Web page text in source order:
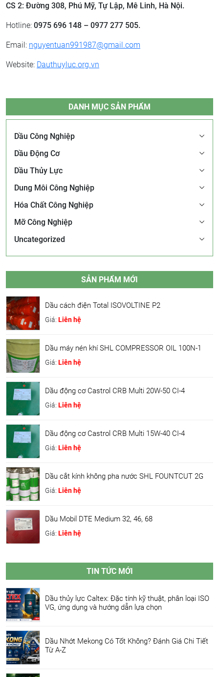
CS 2: ​Đường 308, Phú Mỹ, Tự Lập, Mê Linh, Hà Nội.
Hotline: 0975 696 148 – 0977 277 505.
Email: nguyentuan991987@gmail.com
Website: Dauthuyluc.org.vn
DANH MỤC SẢN PHẨM
Dầu Công Nghiệp
Dầu Động Cơ
Dầu Thủy Lực
Dung Môi Công Nghiệp
Hóa Chất Công Nghiệp
Mỡ Công Nghiệp
Uncategorized
SẢN PHẨM MỚI
Dầu cách điện Total ISOVOLTINE P2
Giá: Liên hệ
Dầu máy nén khí SHL COMPRESSOR OIL 100N-1
Giá: Liên hệ
Dầu động cơ Castrol CRB Multi 20W-50 CI-4
Giá: Liên hệ
Dầu động cơ Castrol CRB Multi 15W-40 CI-4
Giá: Liên hệ
Dầu cắt kính không pha nước SHL FOUNTCUT 2G
Giá: Liên hệ
Dầu Mobil DTE Medium 32, 46, 68
Giá: Liên hệ
TIN TỨC MỚI
Dầu thủy lực Caltex: Đặc tính kỹ thuật, phân loại ISO
VG, ứng dụng và hướng dẫn lựa chọn
Dầu Nhớt Mekong Có Tốt Không? Đánh Giá Chi Tiết
Từ A-Z